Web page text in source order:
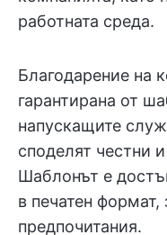
работната среда.
Благодарение на
гарантирана от
напускащите
споделят честни
Шаблонът е
в печатен формат,
предпочитания.